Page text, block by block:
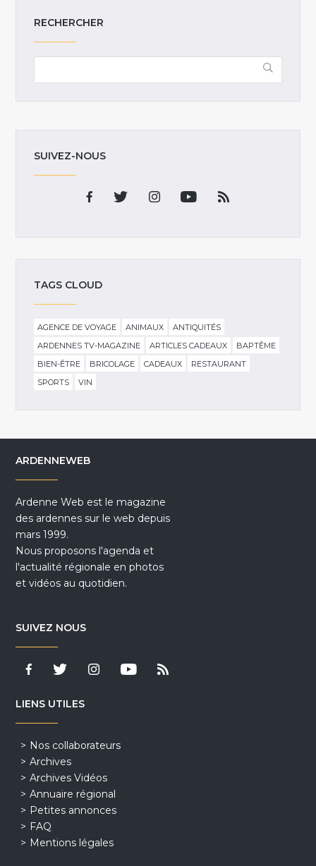
RECHERCHER
SUIVEZ-NOUS
TAGS CLOUD
AGENCE DE VOYAGE ANIMAUX
ANTIQUITÉS
ARDENNES TV-MAGAZINE
ARTICLES CADEAUX
BAPTÊME
BIEN-ÊTRE
BRICOLAGE CADEAUX
RESTAURANT
SPORTS
VIN
ARDENNEWEB
Ardenne Web est le magazine
des ardennes sur le web depuis
mars 1999.
Nous proposons l'agenda et
l'actualité régionale en photos
et vidéos au quotidien.
SUIVEZ NOUS
LIENS UTILES
Nos collaborateurs
Archives
Archives Vidéos
Annuaire régional
Petites annonces
FAQ
Mentions légales